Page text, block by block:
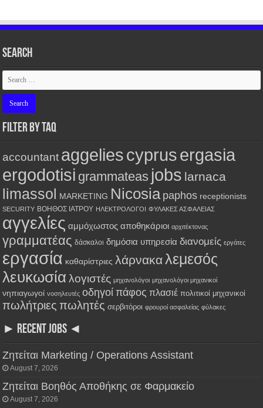
Search
FILTER BY TAQ
accountant aggeliescyprusergasia
ergodotisi grammateas jobs larnaca
limassol MARKETING Nicosia paphos receptionists
SECURITY ΒΟΗΘΟΣ ΙΑΤΡΟΥ ΗΛΕΚΤΡΟΛΟΓΟΙ ΦΥΛΑΚΕΣ ΑΣΦΑΛΕΙΑΣ
αγγελίες αμμόχωστος αποθηκάριοι αρχιτέκτονας
γραμματέας δάσκαλοι δημόσια υπηρεσία διανομείς εργάτες
εργασία καθαρίστριες λάρνακα λεμεσός
λευκωσία λογιστές μηχανολόγοι μηχανολόγοι μηχανικοί
νηπιαγωγοί νοσηλευτές οδηγοί πάφος πλασιέ πολιτικοί μηχανικοί
πωλήτριες πωλητές σερβιτόροι φρουροί ασφαλείας φύλακες
► RECENT JOBS ◄
Ζητείται Marketing / Operations Assistant
August 7, 2026
Ζητείται Βοηθός Αποθήκης σε Φαρμακείο
August 7, 2026